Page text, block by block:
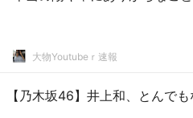
大物Youtubeｒ速報
【乃木坂46】井上和、とんで